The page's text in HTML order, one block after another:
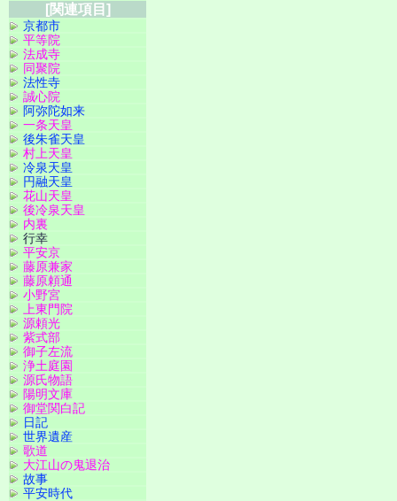
[関連項目]
京都市
平等院
法成寺
同聚院
法性寺
誠心院
阿弥陀如来
一条天皇
後朱雀天皇
村上天皇
冷泉天皇
円融天皇
花山天皇
後冷泉天皇
内裏
行幸
平安京
藤原兼家
藤原頼通
小野宮
上東門院
源頼光
紫式部
御子左流
浄土庭園
源氏物語
陽明文庫
御堂関白記
日記
世界遺産
歌道
大江山の鬼退治
故事
平安時代